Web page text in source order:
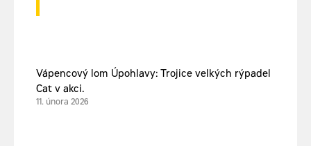
Vápencový lom Úpohlavy: Trojice velkých rýpadel
Cat v akci.
11. února 2026